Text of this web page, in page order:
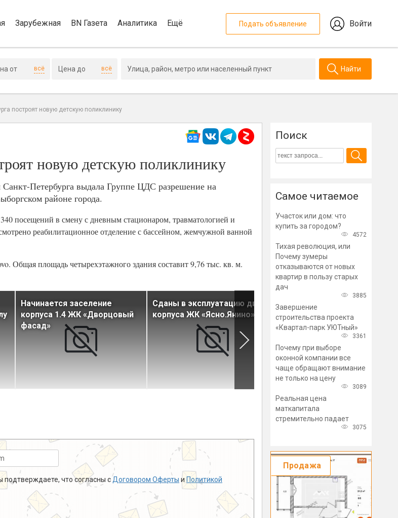
Зарубежная BN Газета Аналитика Ещё Подать объявление Войти
всё всё Найти
построят новую детскую поликлинику
новую детскую поликлинику
Санкт-Петербурга выдала Группе ЦДС разрешение на
районе города.
посещений в смену с дневным стационаром, травматологией и
реабилитационное отделение с бассейном, жемчужной ванной
Общая площадь четырехэтажного здания составит 9,76 тыс. кв. м.
Начинается заселение
корпуса 1.4 ЖК «Дворцовый
фасад»
Сданы в эксплуатацию два
корпуса ЖК «Ясно.Янино»
В Невском районе
школу на 1550 мест
что согласны с Договором Оферты и Политикой
Поиск
Самое читаемое
Участок или дом: что
купить за городом?
4572
Тихая революция, или
Почему зумеры
отказываются от новых
квартир в пользу старых
дач
3885
Завершение
строительства проекта
«Квартал-парк УЮТный»
3361
Почему при выборе
оконной компании все
чаще обращают внимание
не только на цену
3089
Реальная цена
маткапитала
стремительно падает
3075
Продажа